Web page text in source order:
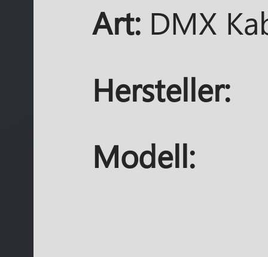
Art: DMX
Hersteller:
Modell: